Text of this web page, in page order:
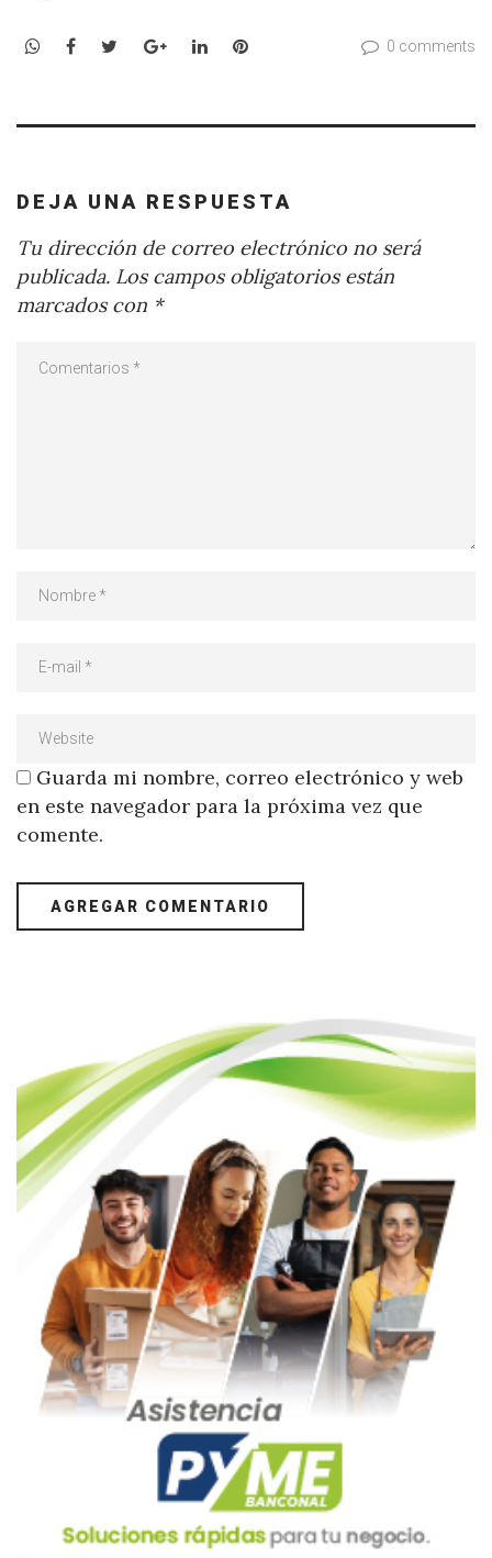
WhatsApp
Facebook
TwitterGoogle+LinkedInPinterest 0 comments
DEJA UNA RESPUESTA
Tu dirección de correo electrónico no será
publicada. Los campos obligatorios están
marcados con *
Guarda mi nombre, correo electrónico y web
en este navegador para la próxima vez que
comente.